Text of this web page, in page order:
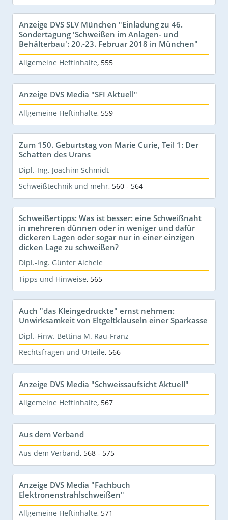
Anzeige DVS SLV München "Einladung zu 46.
Sondertagung 'Schweißen im Anlagen- und
Behälterbau': 20.-23. Februar 2018 in München"
Allgemeine Heftinhalte, 555
Anzeige DVS Media "SFI Aktuell"
Allgemeine Heftinhalte, 559
Zum 150. Geburtstag von Marie Curie, Teil 1: Der
Schatten des Urans
Dipl.-Ing. Joachim Schmidt
Schweißtechnik und mehr, 560 - 564
Schweißertipps: Was ist besser: eine Schweißnaht
in mehreren dünnen oder in weniger und dafür
dickeren Lagen oder sogar nur in einer einzigen
dicken Lage zu schweißen?
Dipl.-Ing. Günter Aichele
Tipps und Hinweise, 565
Auch "das Kleingedruckte" ernst nehmen:
Unwirksamkeit von Eltgeltklauseln einer Sparkasse
Dipl.-Finw. Bettina M. Rau-Franz
Rechtsfragen und Urteile, 566
Anzeige DVS Media "Schweissaufsicht Aktuell"
Allgemeine Heftinhalte, 567
Aus dem Verband
Aus dem Verband, 568 - 575
Anzeige DVS Media "Fachbuch
Elektronenstrahlschweißen"
Allgemeine Heftinhalte, 571